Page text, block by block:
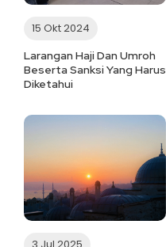
15 Okt 2024
Larangan Haji Dan Umroh
Beserta Sanksi Yang Harus
Diketahui